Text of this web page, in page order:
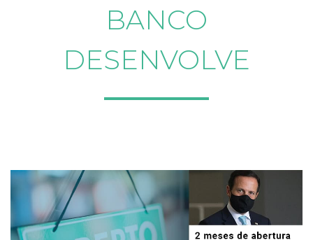
BANCO
DESENVOLVE